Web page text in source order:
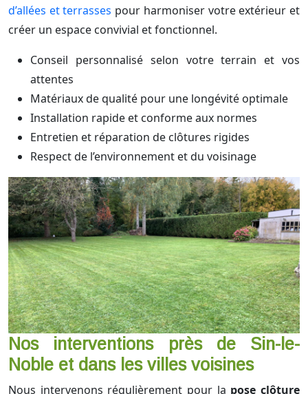
d’allées et terrasses pour harmoniser votre extérieur et
créer un espace convivial et fonctionnel.
Conseil personnalisé selon votre terrain et vos
attentes
Matériaux de qualité pour une longévité optimale
Installation rapide et conforme aux normes
Entretien et réparation de clôtures rigides
Respect de l’environnement et du voisinage
Nos interventions près de Sin-le-
Noble et dans les villes voisines
Nous intervenons régulièrement pour la pose clôture